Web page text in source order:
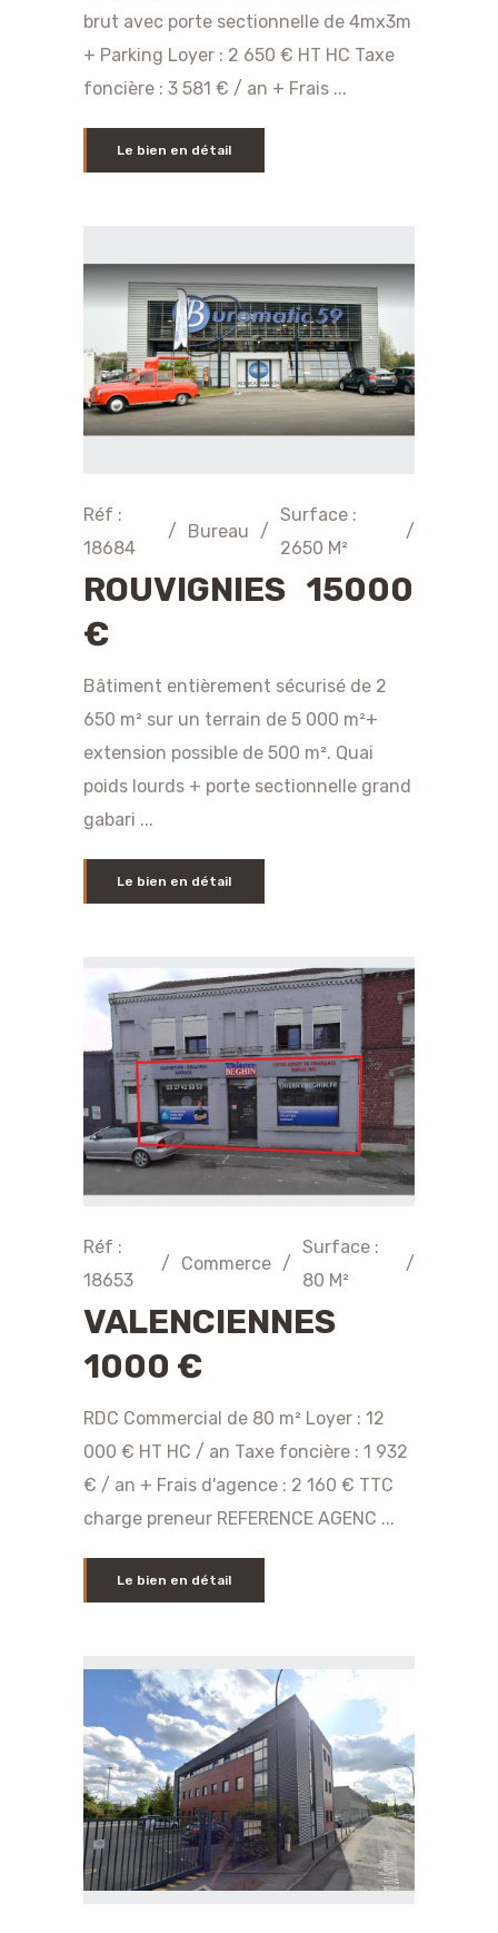
brut avec porte sectionnelle de 4mx3m
+ Parking Loyer : 2 650 € HT HC Taxe
foncière : 3 581 € / an + Frais ...
Le bien en détail
Réf :
18684
/ Bureau /
Surface :
2650 M²
/
ROUVIGNIES 15000
€
Bâtiment entièrement sécurisé de 2
650 m² sur un terrain de 5 000 m²+
extension possible de 500 m². Quai
poids lourds + porte sectionnelle grand
gabari ...
Le bien en détail
Réf :
18653
/ Commerce /
Surface :
80 M²
/
VALENCIENNES
1000 €
RDC Commercial de 80 m² Loyer : 12
000 € HT HC / an Taxe foncière : 1 932
€ / an + Frais d'agence : 2 160 € TTC
charge preneur REFERENCE AGENC ...
Le bien en détail